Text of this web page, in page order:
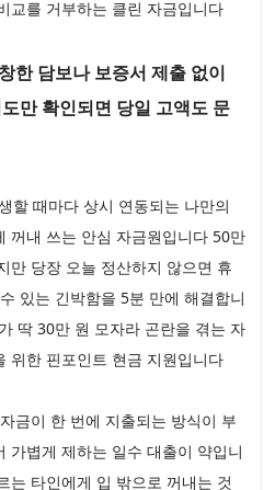
교를 거부하는 클린 자금입니다
한 담보나 보증서 제출 없이
만 확인되면 당일 고액도 문
할 때마다 상시 연동되는 나만의
꺼내 쓰는 안심 자금원입니다 50만
만 당장 오늘 정산하지 않으면 휴
있는 긴박함을 5분 만에 해결합니
딱 30만 원 모자라 곤란을 겪는 자
위한 핀포인트 현금 지원입니다
금이 한 번에 지출되는 방식이 부
가볍게 제하는 일수 대출이 약입니
는 타인에게 입 밖으로 꺼내는 것